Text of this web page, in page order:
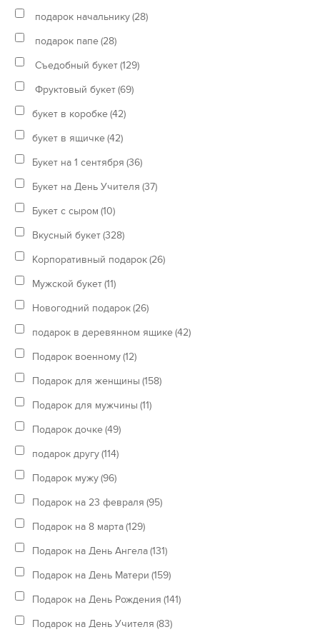
подарок начальнику(28)
подарок папе(28)
Съедобный букет(129)
Фруктовый букет(69)
букет в коробке(42)
букет в ящичке(42)
Букет на 1 сентября (36)
Букет на День Учителя (37)
Букет с сыром (10)
Вкусный букет(328)
Корпоративный подарок(26)
Мужской букет(11)
Новогодний подарок(26)
подарок в деревянном ящике(42)
Подарок военному(12)
Подарок для женщины (158)
Подарок для мужчины (11)
Подарок дочке(49)
подарок другу(114)
Подарок мужу(96)
Подарок на 23 февраля (95)
Подарок на 8 марта(129)
Подарок на День Ангела(131)
Подарок на День Матери (159)
Подарок на День Рождения (141)
Подарок на День Учителя (83)